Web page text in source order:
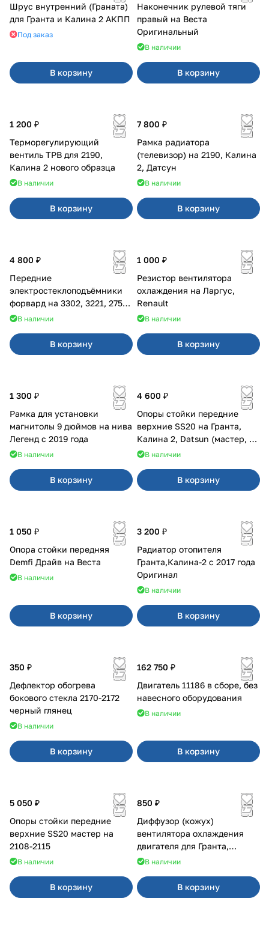
Шрус внутренний (Граната)
для Гранта и Калина 2 АКПП
Под заказ
В корзину
Наконечник рулевой тяги
правый на Веста
Оригинальный
В наличии
В корзину
1 200 ₽
Терморегулирующий
вентиль ТРВ для 2190,
Калина 2 нового образца
В наличии
В корзину
7 800 ₽
Рамка радиатора
(телевизор) на 2190, Калина
2, Датсун
В наличии
В корзину
4 800 ₽
Передние
электростеклоподъёмники
форвард на 3302, 3221, 2752,
2217В наличии
В корзину
1 000 ₽
Резистор вентилятора
охлаждения на Ларгус,
Renault
В наличии
В корзину
1 300 ₽
Рамка для установки
магнитолы 9 дюймов на нива
Легенд с 2019 года
В наличии
В корзину
4 600 ₽
Опоры стойки передние
верхние SS20 на Гранта,
Калина 2, Datsun (мастер, с
ЭлУР, с подшипником) 2шт
В наличии
В корзину
1 050 ₽
Опора стойки передняя
Demfi Драйв на Веста
В наличии
В корзину
3 200 ₽
Радиатор отопителя
Гранта,Калина-2 с 2017 года
Оригинал
В наличии
В корзину
350 ₽
Дефлектор обогрева
бокового стекла 2170-2172
черный глянец
В наличии
В корзину
162 750 ₽
Двигатель 11186 в сборе, без
навесного оборудования
В наличии
В корзину
5 050 ₽
Опоры стойки передние
верхние SS20 мастер на
2108-2115
В наличии
В корзину
850 ₽
Диффузор (кожух)
вентилятора охлаждения
двигателя для Гранта,
Калина-2, Датсун нового
В наличии
В корзину